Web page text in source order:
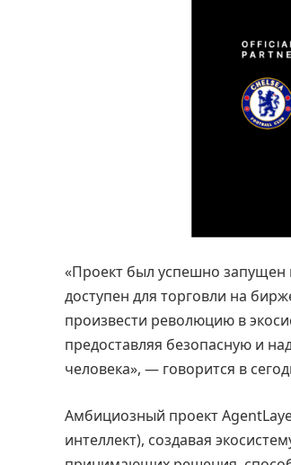
«Проект был успешно запущен
доступен для торговли на
произвести революцию в
предоставляя безопасную и
человека», — говорится в
Амбициозный проект
интеллект), создавая